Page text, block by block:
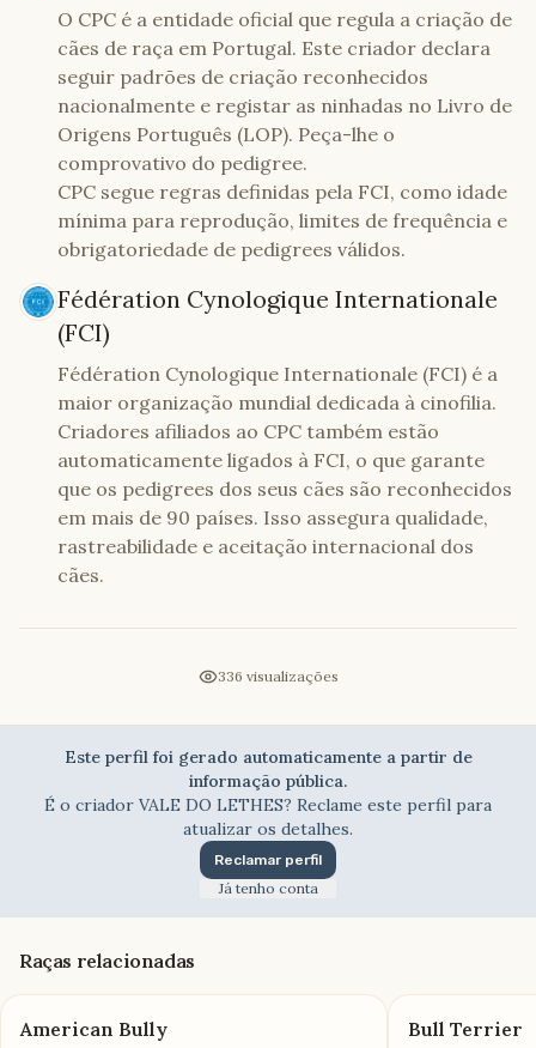
O CPC é a entidade oficial que regula a criação de
cães de raça em Portugal. Este criador declara
seguir padrões de criação reconhecidos
nacionalmente e registar as ninhadas no Livro de
Origens Português (LOP). Peça-lhe o
comprovativo do pedigree.
CPC segue regras definidas pela FCI, como idade
mínima para reprodução, limites de frequência e
obrigatoriedade de pedigrees válidos.
Fédération Cynologique Internationale
(FCI)
Fédération Cynologique Internationale (FCI) é a
maior organização mundial dedicada à cinofilia.
Criadores afiliados ao CPC também estão
automaticamente ligados à FCI, o que garante
que os pedigrees dos seus cães são reconhecidos
em mais de 90 países. Isso assegura qualidade,
rastreabilidade e aceitação internacional dos
cães.
336 visualizações
Este perfil foi gerado automaticamente a partir de
informação pública.
É o criador VALE DO LETHES? Reclame este perfil para
atualizar os detalhes.
Reclamar perfil
Já tenho conta
Raças relacionadas
American Bully Bull Terrier